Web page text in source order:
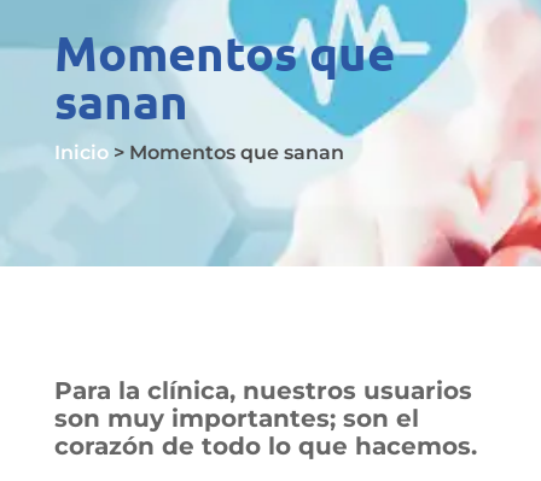
Momentos que
sanan
Inicio> Momentos que sanan
Para la clínica, nuestros usuarios
son muy importantes; son el
corazón de todo lo que hacemos.